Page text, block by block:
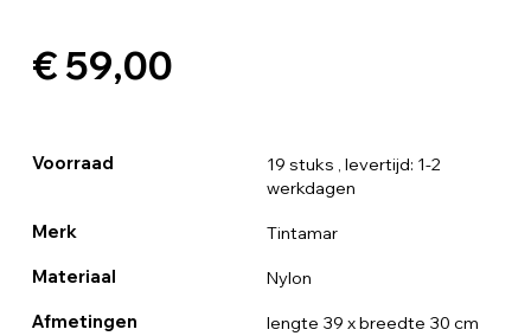
€ 59,00
Voorraad 19 stuks , levertijd: 1-2
werkdagen
Merk Tintamar
Materiaal Nylon
Afmetingen lengte 39 x breedte 30 cm